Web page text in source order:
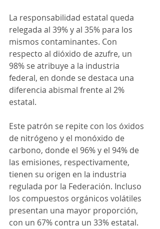
La responsabilidad estatal queda
relegada al 39% y al 35% para los
mismos contaminantes. Con
respecto al dióxido de azufre, un
98% se atribuye a la industria
federal, en donde se destaca una
diferencia abismal frente al 2%
estatal.
Este patrón se repite con los óxidos
de nitrógeno y el monóxido de
carbono, donde el 96% y el 94% de
las emisiones, respectivamente,
tienen su origen en la industria
regulada por la Federación. Incluso
los compuestos orgánicos volátiles
presentan una mayor proporción,
con un 67% contra un 33% estatal.